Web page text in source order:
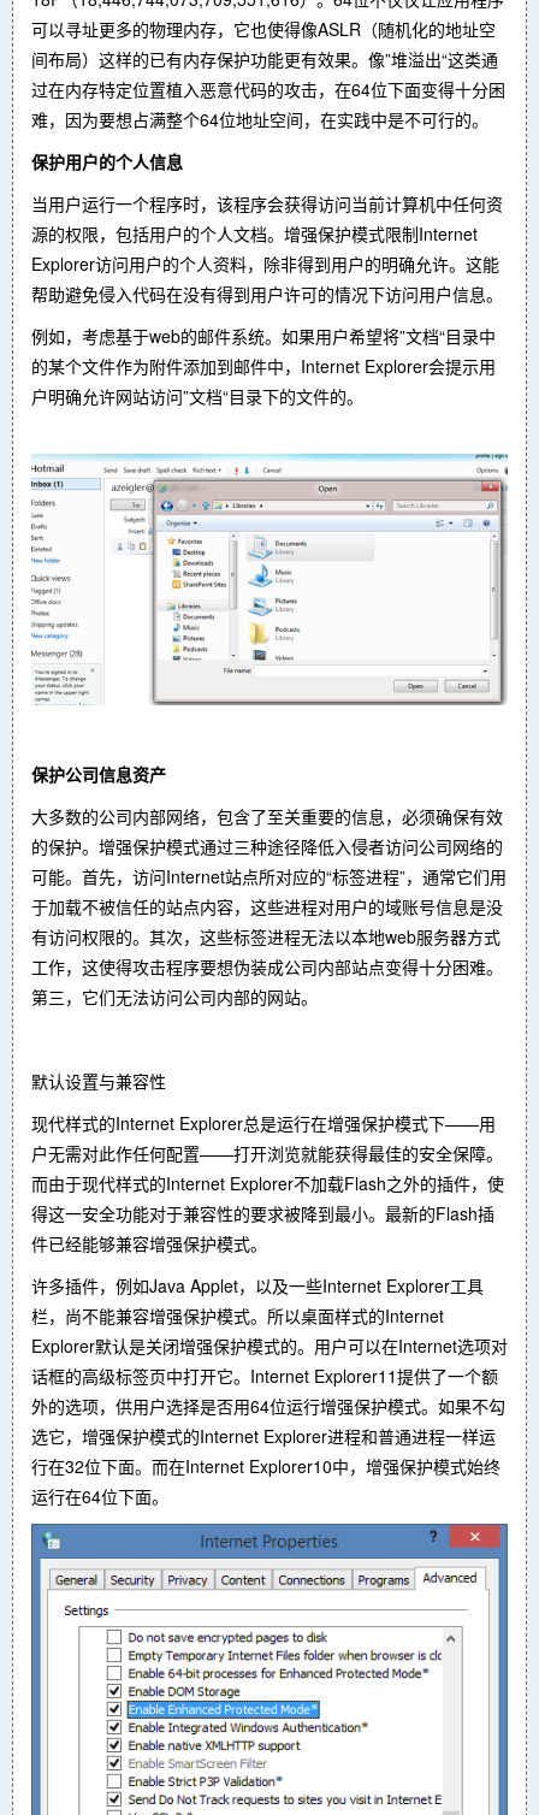
可以寻址更多的物理内存，它也使得像ASLR（随机化的地址空
间布局）这样的已有内存保护功能更有效果。像”堆溢出“这类通
过在内存特定位置植入恶意代码的攻击，在64位下面变得十分困
难，因为要想占满整个64位地址空间，在实践中是不可行的。
保护用户的个人信息
当用户运行一个程序时，该程序会获得访问当前计算机中任何资
源的权限，包括用户的个人文档。增强保护模式限制Internet
Explorer访问用户的个人资料，除非得到用户的明确允许。这能
帮助避免侵入代码在没有得到用户许可的情况下访问用户信息。
例如，考虑基于web的邮件系统。如果用户希望将”文档“目录中
的某个文件作为附件添加到邮件中，Internet Explorer会提示用
户明确允许网站访问”文档“目录下的文件的。
保护公司信息资产
大多数的公司内部网络，包含了至关重要的信息，必须确保有效
的保护。增强保护模式通过三种途径降低入侵者访问公司网络的
可能。首先，访问Internet站点所对应的“标签进程”，通常它们用
于加载不被信任的站点内容，这些进程对用户的域账号信息是没
有访问权限的。其次，这些标签进程无法以本地web服务器方式
工作，这使得攻击程序要想伪装成公司内部站点变得十分困难。
第三，它们无法访问公司内部的网站。
默认设置与兼容性
现代样式的Internet Explorer总是运行在增强保护模式下——用
户无需对此作任何配置——打开浏览就能获得最佳的安全保障。
而由于现代样式的Internet Explorer不加载Flash之外的插件，使
得这一安全功能对于兼容性的要求被降到最小。最新的Flash插
件已经能够兼容增强保护模式。
许多插件，例如Java Applet，以及一些Internet Explorer工具
栏，尚不能兼容增强保护模式。所以桌面样式的Internet
Explorer默认是关闭增强保护模式的。用户可以在Internet选项对
话框的高级标签页中打开它。Internet Explorer11提供了一个额
外的选项，供用户选择是否用64位运行增强保护模式。如果不勾
选它，增强保护模式的Internet Explorer进程和普通进程一样运
行在32位下面。而在Internet Explorer10中，增强保护模式始终
运行在64位下面。